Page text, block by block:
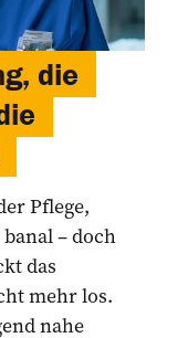
die
­Pflege,
– doch
das
mehr los.
nahe